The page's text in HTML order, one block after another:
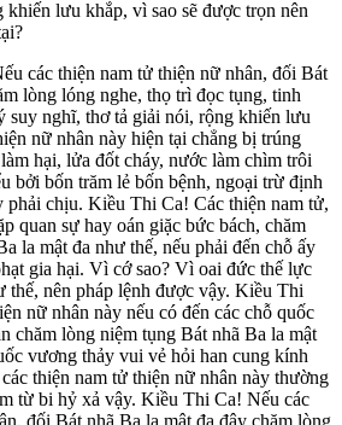
lưu khắp, vì sao sẽ được trọn nên
các thiện nam tử thiện nữ nhân, đối Bát
lòng lóng nghe, thọ trì đọc tụng, tinh
suy nghĩ, thơ tả giải nói, rộng khiến lưu
nữ nhân này hiện tại chẳng bị trúng
hại, lửa đốt cháy, nước làm chìm trôi
bởi bốn trăm lẻ bốn bệnh, ngoại trừ định
phải chịu. Kiều Thi Ca! Các thiện nam tử,
quan sự hay oán giặc bức bách, chăm
la mật đa như thế, nếu phải đến chỗ ấy
gia hại. Vì cớ sao? Vì oai đức thế lực
thế, nên pháp lệnh được vậy. Kiều Thi
nữ nhân này nếu có đến các chỗ quốc
chăm lòng niệm tụng Bát nhã Ba la mật
vương thảy vui vẻ hỏi han cung kính
thiện nam tử thiện nữ nhân này thường
từ bi hỷ xả vậy. Kiều Thi Ca! Nếu các
đối Bát nhã Ba la mật đa đây chăm lòng